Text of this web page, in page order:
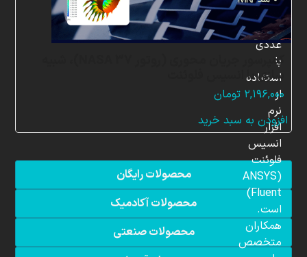
سازی با انسیس فلوئنت
۲,۱۹۶,۰۰۰ تومان
افزودن به سبد خرید
محصولات رایگان
محصولات آکادمیک
محصولات صنعتی
شبیه
سازی
عددی
با
استفاده
از
نرم
افزار
انسیس
فلوئنت
(ANSYS
Fluent)
است.
همکاران
متخصص